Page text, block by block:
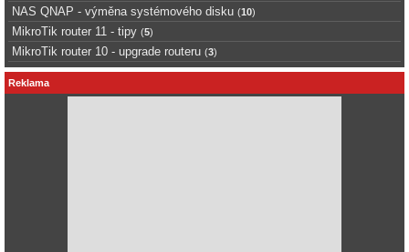
NAS QNAP - výměna systémového disku (10)
MikroTik router 11 - tipy (5)
MikroTik router 10 - upgrade routeru (3)
Reklama